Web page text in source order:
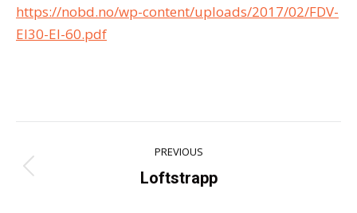
https://nobd.no/wp-content/uploads/2017/02/FDV-
EI30-EI-60.pdf
navigation
PREVIOUS
Previous
Loftstrapp